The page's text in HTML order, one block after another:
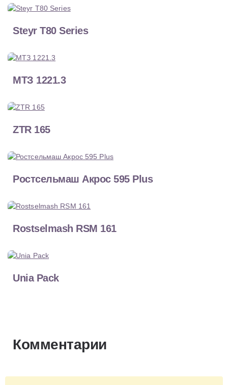
Steyr T80 Series
МТЗ 1221.3
ZTR 165
Ростсельмаш Акрос 595 Plus
Rostselmash RSM 161
Unia Pack
Комментарии